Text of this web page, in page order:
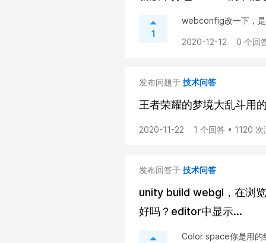
1
webconfig改一下，是
2020-12-12 0 个回
发布问题于 技术问答
王者荣耀的梦境大乱斗用
2020-11-22 1 个回答 • 1120 次
发布回答于 技术问答
unity build webgl，在浏
好吗？editor中显示...
Color space你是用的